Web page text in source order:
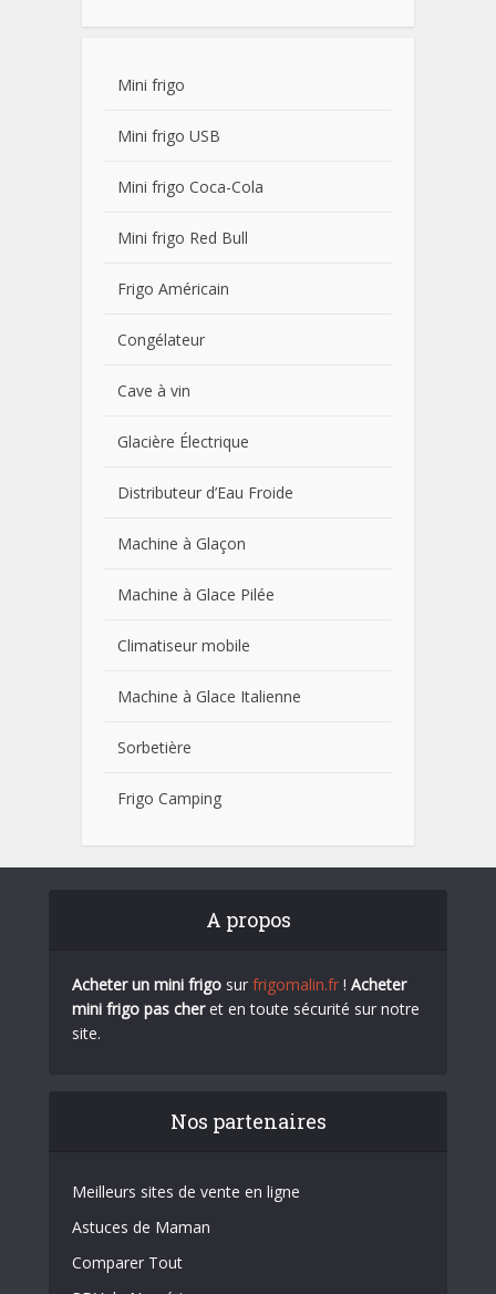
Mini frigo
Mini frigo USB
Mini frigo Coca-Cola
Mini frigo Red Bull
Frigo Américain
Congélateur
Cave à vin
Glacière Électrique
Distributeur d’Eau Froide
Machine à Glaçon
Machine à Glace Pilée
Climatiseur mobile
Machine à Glace Italienne
Sorbetière
Frigo Camping
A propos
Acheter un mini frigo sur frigomalin.fr ! Acheter
mini frigo pas cheret en toute sécurité sur notre
site.
Nos partenaires
Meilleurs sites de vente en ligne
Astuces de Maman
Comparer Tout